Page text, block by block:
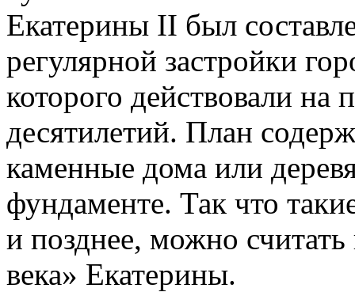
Екатерины II был
регулярной застройки
которого действовали
десятилетий. План
каменные дома или
фундаменте. Так что
и позднее, можно
века» Екатерины.